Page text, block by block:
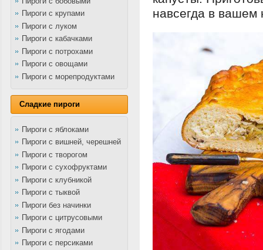
Пироги с крупами
Пироги с луком
Пироги с кабачками
Пироги с потрохами
Пироги с овощами
Пироги с морепродуктами
Сладкие пироги
Пироги с яблоками
Пироги с вишней, черешней
Пироги с творогом
Пироги с сухофруктами
Пироги с клубникой
Пироги с тыквой
Пироги без начинки
Пироги с цитрусовыми
Пироги с ягодами
Пироги с персиками
навсегда в вашем